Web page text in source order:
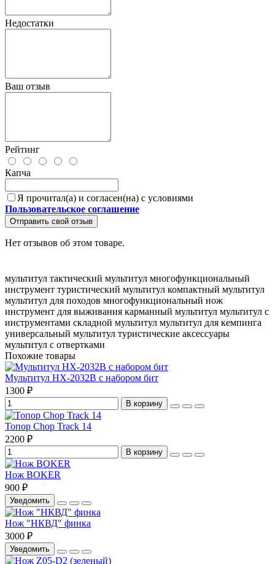
Недостатки
Ваш отзыв
Рейтинг
Капча
Я прочитал(а) и согласен(на) с условиями
Пользовательское соглашение
Отправить свой отзыв
Нет отзывов об этом товаре.
мультитул тактический мультитул многофункциональный
инструмент туристический мультитул компактный мультитул
мультитул для походов многофункциональный нож
инструмент для выживания карманный мультитул мультитул с
инструментами складной мультитул мультитул для кемпинга
универсальный мультитул туристические аксессуары
мультитул с отвертками
Похожие товары
Мультитул HX-2032B с набором бит
1300 ₽
В корзину
Топор Chop Track 14
2200 ₽
В корзину
Нож BOKER
900 ₽
Уведомить
Нож "НКВД" финка
3000 ₽
Уведомить